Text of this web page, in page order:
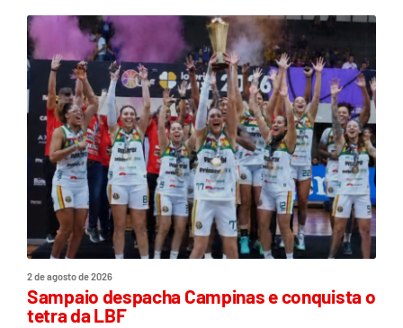
2 de agosto de 2026
Sampaio despacha Campinas e conquista o
tetra da LBF